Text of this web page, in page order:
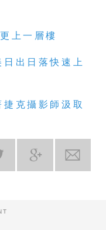
上一層樓
出日落快速上
克攝影師汲取